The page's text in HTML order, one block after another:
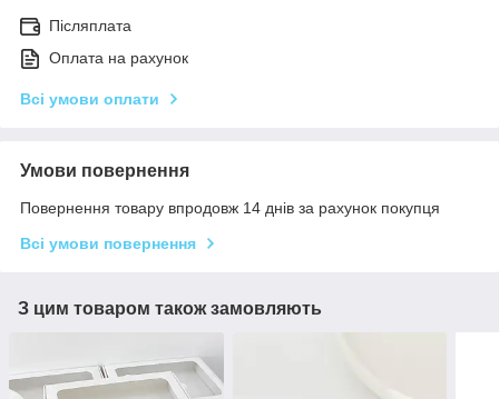
Післяплата
Оплата на рахунок
Всі умови оплати
Умови повернення
Повернення товару впродовж 14 днів за рахунок покупця
Всі умови повернення
З цим товаром також замовляють